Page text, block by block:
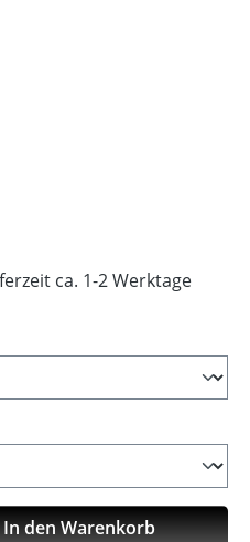
ca. 1-2 Werktage
den gewünschten
In den Warenkorb